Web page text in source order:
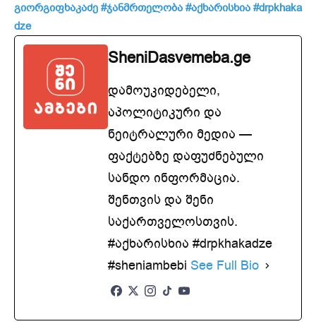
გიორგიფხაკაძე #ჯანმრთელობა #აქხარისხია #drpkhaka
dze
SheniDasvemeba.ge
დამოუკიდებელი,
აპოლიტიკური და
ნეიტრალური მედია —
ფაქტებზე დაფუძნებული
სანდო ინფორმაცია.
შენთვის და შენი
საქართველოსთვის.
#აქხარისხია #drpkhakadze
#sheniambebi See Full Bio